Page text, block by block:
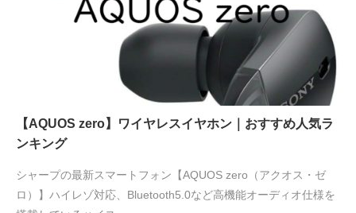
【AQUOS zero】ワイヤレスイヤホン｜おすすめ人気ラ
ンキング
シャープの最新スマートフォン【AQUOS zero（アクオス・ゼ
ロ）】ハイレゾ対応、Bluetooth5.0など高機能オーディオ仕様を